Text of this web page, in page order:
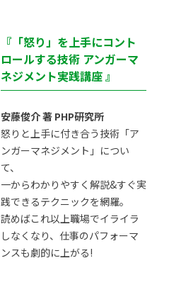
『「怒り」を上手にコント
ロールする技術 アンガーマ
ネジメント実践講座 』
安藤俊介 著 PHP研究所
怒りと上手に付き合う技術「ア
ンガーマネジメント」につい
て、
一からわかりやすく解説&すぐ実
践できるテクニックを網羅。
読めばこれ以上職場でイライラ
しなくなり、仕事のパフォーマ
ンスも劇的に上がる!